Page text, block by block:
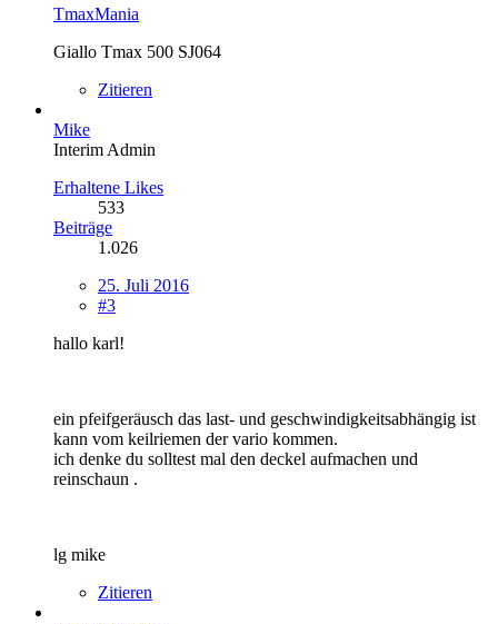
TmaxMania
Giallo Tmax 500 SJ064
Zitieren
Mike
Interim Admin
Erhaltene Likes
533
Beiträge
1.026
25. Juli 2016
#3
hallo karl!
ein pfeifgeräusch das last- und geschwindigkeitsabhängig ist
kann vom keilriemen der vario kommen.
ich denke du solltest mal den deckel aufmachen und
reinschaun .
lg mike
Zitieren